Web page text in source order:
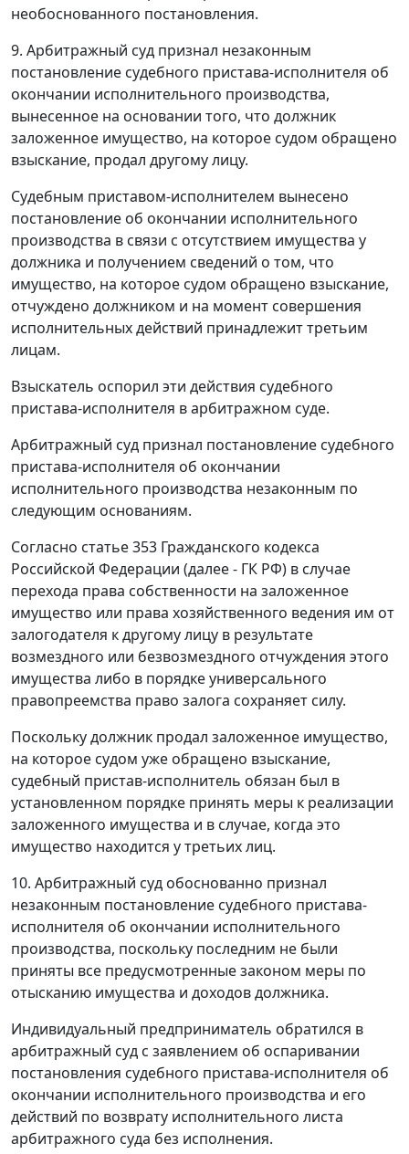
необоснованного постановления.
9. Арбитражный суд признал незаконным
постановление судебного пристава-исполнителя об
окончании исполнительного производства,
вынесенное на основании того, что должник
заложенное имущество, на которое судом обращено
взыскание, продал другому лицу.
Судебным приставом-исполнителем вынесено
постановление об окончании исполнительного
производства в связи с отсутствием имущества у
должника и получением сведений о том, что
имущество, на которое судом обращено взыскание,
отчуждено должником и на момент совершения
исполнительных действий принадлежит третьим
лицам.
Взыскатель оспорил эти действия судебного
пристава-исполнителя в арбитражном суде.
Арбитражный суд признал постановление судебного
пристава-исполнителя об окончании
исполнительного производства незаконным по
следующим основаниям.
Согласно статье 353 Гражданского кодекса
Российской Федерации (далее - ГК РФ) в случае
перехода права собственности на заложенное
имущество или права хозяйственного ведения им от
залогодателя к другому лицу в результате
возмездного или безвозмездного отчуждения этого
имущества либо в порядке универсального
правопреемства право залога сохраняет силу.
Поскольку должник продал заложенное имущество,
на которое судом уже обращено взыскание,
судебный пристав-исполнитель обязан был в
установленном порядке принять меры к реализации
заложенного имущества и в случае, когда это
имущество находится у третьих лиц.
10. Арбитражный суд обоснованно признал
незаконным постановление судебного пристава-
исполнителя об окончании исполнительного
производства, поскольку последним не были
приняты все предусмотренные законом меры по
отысканию имущества и доходов должника.
Индивидуальный предприниматель обратился в
арбитражный суд с заявлением об оспаривании
постановления судебного пристава-исполнителя об
окончании исполнительного производства и его
действий по возврату исполнительного листа
арбитражного суда без исполнения.